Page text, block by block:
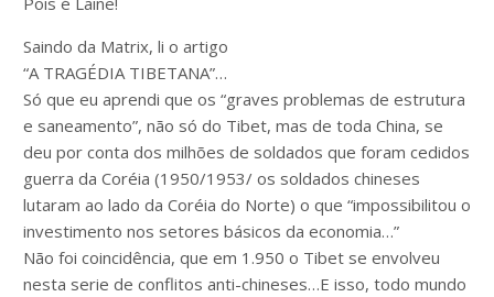
Saindo da Matrix, li o artigo
“A TRAGÉDIA TIBETANA”…
Só que eu aprendi que os “graves problemas de estrutura
e saneamento”, não só do Tibet, mas de toda China, se
deu por conta dos milhões de soldados que foram cedidos
guerra da Coréia (1950/1953/ os soldados chineses
lutaram ao lado da Coréia do Norte) o que “impossibilitou o
investimento nos setores básicos da economia…”
Não foi coincidência, que em 1.950 o Tibet se envolveu
nesta serie de conflitos anti-chineses…E isso, todo mundo